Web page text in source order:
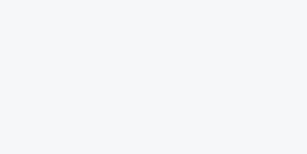
d’application de l’ASFC et